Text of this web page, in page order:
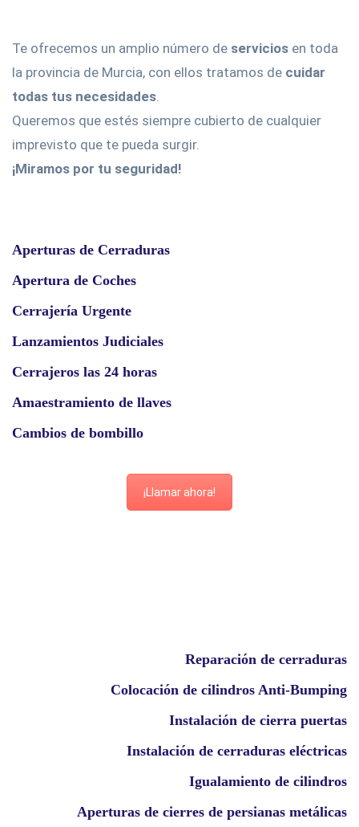
Te ofrecemos un amplio número de servicios en toda
la provincia de Murcia, con ellos tratamos de cuidar
todas tus necesidades
Queremos que estés siempre cubierto de cualquier
imprevisto que te pueda surgir.
¡Miramos por tu seguridad!
Aperturas de Cerraduras
Apertura de Coches
Cerrajería Urgente
Lanzamientos Judiciales
Cerrajeros las 24 horas
Amaestramiento de llaves
Cambios de bombillo
¡Llamar ahora!
Reparación de cerraduras
Colocación de cilindros Anti-Bumping
Instalación de cierra puertas
Instalación de cerraduras eléctricas
Igualamiento de cilindros
Aperturas de cierres de persianas metálicas